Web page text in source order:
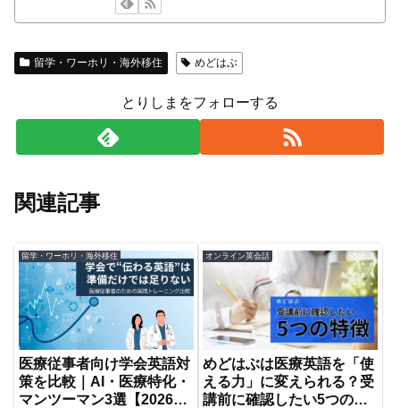
留学・ワーホリ・海外移住 めどはぶ
とりしまをフォローする
関連記事
留学・ワーホリ・海外移住
医療従事者向け学会英語対
策を比較｜AI・医療特化・
マンツーマン3選【2026年
オンライン英会話
めどはぶは医療英語を「使
える力」に変えられる？受
講前に確認したい5つの特